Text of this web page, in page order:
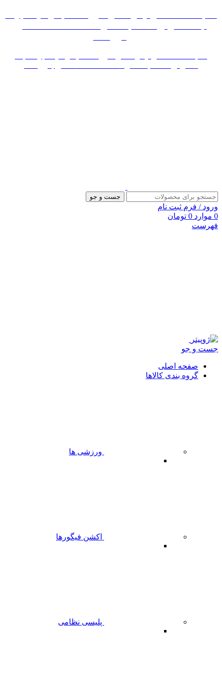
جست و جو
ورود / فرم ثبت نام
0 موارد 0 تومان
فهرست
جست و جو
صفحه اصلی
گروه بندی کالاها
ورزشی ها
اکشن فیگورها
پلیسی نظامی